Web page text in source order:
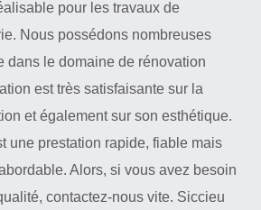
pour les travaux de
Nous possédons nombreuses
dans le domaine de rénovation
est très satisfaisante sur la
et également sur son esthétique.
une prestation rapide, fiable mais
Alors, si vous avez besoin
contactez-nous vite. Siccieu